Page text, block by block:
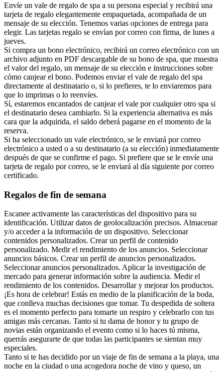
Envíe un vale de regalo de spa a su persona especial y recibirá una
tarjeta de regalo elegantemente empaquetada, acompañada de un
mensaje de su elección. Tenemos varias opciones de entrega para
elegir. Las tarjetas regalo se envían por correo con firma, de lunes a
jueves.
Si compra un bono electrónico, recibirá un correo electrónico con un
archivo adjunto en PDF descargable de su bono de spa, que muestra
el valor del regalo, un mensaje de su elección e instrucciones sobre
cómo canjear el bono. Podemos enviar el vale de regalo del spa
directamente al destinatario o, si lo prefieres, te lo enviaremos para
que lo imprimas o lo reenvíes.
Sí, estaremos encantados de canjear el vale por cualquier otro spa si
el destinatario desea cambiarlo. Si la experiencia alternativa es más
cara que la adquirida, el saldo deberá pagarse en el momento de la
reserva.
Si ha seleccionado un vale electrónico, se le enviará por correo
electrónico a usted o a su destinatario (a su elección) inmediatamente
después de que se confirme el pago. Si prefiere que se le envíe una
tarjeta de regalo por correo, se le enviará al día siguiente por correo
certificado.
Regalos de fin de semana
Escanee activamente las características del dispositivo para su
identificación. Utilizar datos de geolocalización precisos. Almacenar
y/o acceder a la información de un dispositivo. Seleccionar
contenidos personalizados. Crear un perfil de contenido
personalizado. Medir el rendimiento de los anuncios. Seleccionar
anuncios básicos. Crear un perfil de anuncios personalizados.
Seleccionar anuncios personalizados. Aplicar la investigación de
mercado para generar información sobre la audiencia. Medir el
rendimiento de los contenidos. Desarrollar y mejorar los productos.
¡Es hora de celebrar! Estás en medio de la planificación de la boda,
que conlleva muchas decisiones que tomar. Tu despedida de soltera
es el momento perfecto para tomarte un respiro y celebrarlo con tus
amigas más cercanas. Tanto si tu dama de honor y tu grupo de
novias están organizando el evento como si lo haces tú misma,
querrás asegurarte de que todas las participantes se sientan muy
especiales.
Tanto si te has decidido por un viaje de fin de semana a la playa, una
noche en la ciudad o una acogedora noche de vino y queso, un